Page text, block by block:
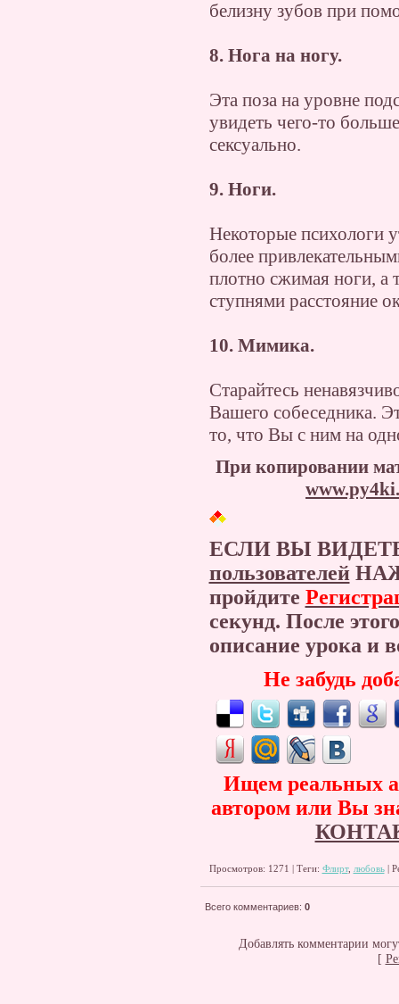
белизну зубов при
8. Нога на ногу.
Эта поза на уровне
увидеть чего-то
сексуально.
9. Ноги.
Некоторые психологи
более
плотно сжимая ноги, а
ступнями расстояние
10. Мимика.
Старайтесь
Вашего собеседника.
то, что Вы с ним на
При копировании
ЕСЛИ ВЫ
пользователей
пройдите
секунд. После
описание урока
Не забудь
Ищем реальных
автором или Вы
Просмотров: 1271 | Теги: Флирт, любовь|
Всего комментариев: 0
Добавлять комментарии
[